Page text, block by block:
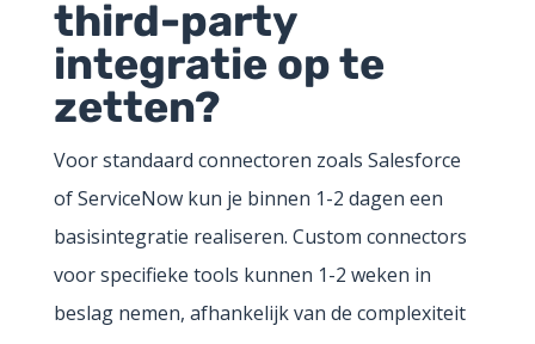
third-party
integratie op te
zetten?
Voor standaard connectoren zoals Salesforce
of ServiceNow kun je binnen 1-2 dagen een
basisintegratie realiseren. Custom connectors
voor specifieke tools kunnen 1-2 weken in
beslag nemen, afhankelijk van de complexiteit